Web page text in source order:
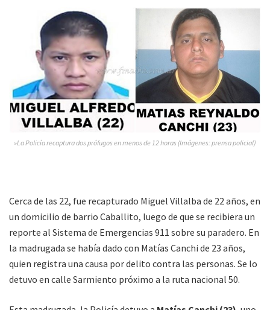
»La Policía recaptura dos prófugos en menos de 12 horas (Imágenes: prensa policial)
Cerca de las 22, fue recapturado Miguel Villalba de 22 años, en
un domicilio de barrio Caballito, luego de que se recibiera un
reporte al Sistema de Emergencias 911 sobre su paradero. En
la madrugada se había dado con Matías Canchi de 23 años,
quien registra una causa por delito contra las personas. Se lo
detuvo en calle Sarmiento próximo a la ruta nacional 50.